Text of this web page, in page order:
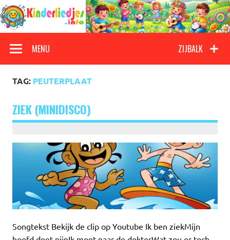
Doorgaan
naar
inhoud
Kinderliedjes
ZIJBALK
MENU
TAG: PEUTERPLAAT
ZIEK (MINIDISCO)
Songtekst Bekijk de clip op Youtube Ik ben ziekMijn